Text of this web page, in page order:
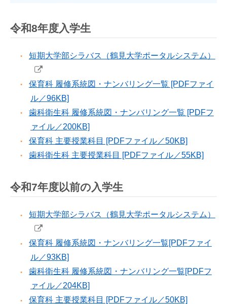
令和8年度入学生
短期大学部シラバス（鶴見大学ポータルシステム）
保育科 履修系統図・ナンバリング一覧 [PDFファイ
ル／96KB]
歯科衛生科 履修系統図・ナンバリング一覧 [PDFフ
ァイル／200KB]
保育科 主要授業科目 [PDFファイル／50KB]
歯科衛生科 主要授業科目 [PDFファイル／55KB]
令和7年度以前の入学生
短期大学部シラバス（鶴見大学ポータルシステム）
保育科 履修系統図・ナンバリング一覧[PDFファイ
ル／93KB]
歯科衛生科 履修系統図・ナンバリング一覧[PDFフ
ァイル／204KB]
保育科 主要授業科目 [PDFファイル／50KB]